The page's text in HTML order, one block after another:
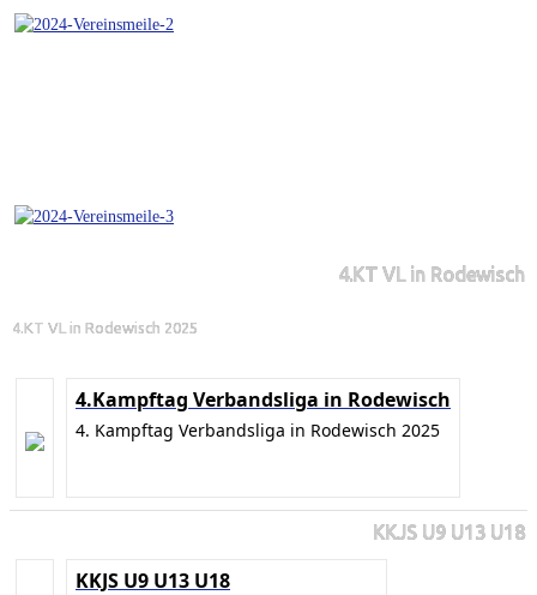
4.KT VL in Rodewisch
4.KT VL in Rodewisch 2025
4.Kampftag Verbandsliga in Rodewisch
4. Kampftag Verbandsliga in Rodewisch 2025
KKJS U9 U13 U18
KKJS U9 U13 U18